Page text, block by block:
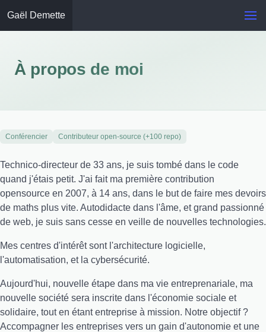
Gaël Demette
À propos de moi
Conférencier Contributeur open-source (+100 repo)
Technico-directeur de 33 ans, je suis tombé dans le code
quand j'étais petit. J'ai fait ma première contribution
opensource en 2007, à 14 ans, dans le but de faire mes devoirs
de maths plus vite. Autodidacte dans l'âme, et grand passionné
de web, je suis sans cesse en veille de nouvelles technologies.
Mes centres d'intérêt sont l'architecture logicielle,
l'automatisation, et la cybersécurité.
Aujourd'hui, nouvelle étape dans ma vie entreprenariale, ma
nouvelle société sera inscrite dans l'économie sociale et
solidaire, tout en étant entreprise à mission. Notre objectif ?
Accompagner les entreprises vers un gain d'autonomie et une